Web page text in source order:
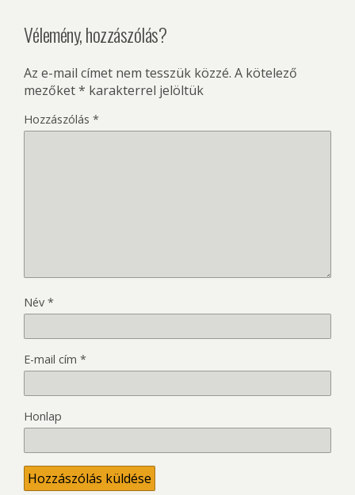
Vélemény, hozzászólás?
Az e-mail címet nem tesszük közzé. A kötelező
mezőket* karakterrel jelöltük
Hozzászólás *
Név *
E-mail cím *
Honlap